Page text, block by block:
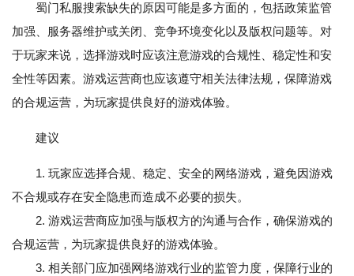
蜀门私服搜索缺失的原因可能是多方面的，包括政策监管
加强、服务器维护或关闭、竞争环境变化以及版权问题等。对
于玩家来说，选择游戏时应该注意游戏的合规性、稳定性和安
全性等因素。游戏运营商也应该遵守相关法律法规，保障游戏
的合规运营，为玩家提供良好的游戏体验。
建议
1. 玩家应选择合规、稳定、安全的网络游戏，避免因游戏
不合规或存在安全隐患而造成不必要的损失。
2. 游戏运营商应加强与版权方的沟通与合作，确保游戏的
合规运营，为玩家提供良好的游戏体验。
3. 相关部门应加强网络游戏行业的监管力度，保障行业的